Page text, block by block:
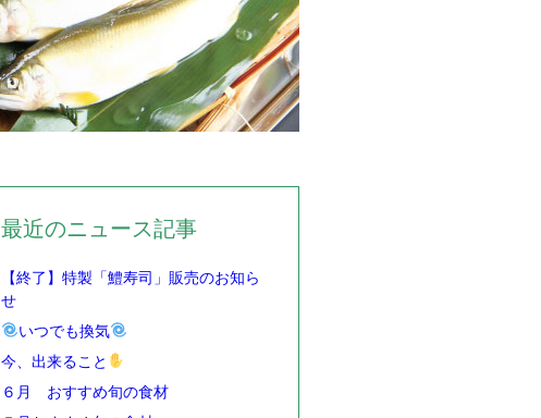
最近のニュース記事
【終了】特製「鱧寿司」販売のお知ら
せ
いつでも換気
今、出来ること
６月 おすすめ旬の食材